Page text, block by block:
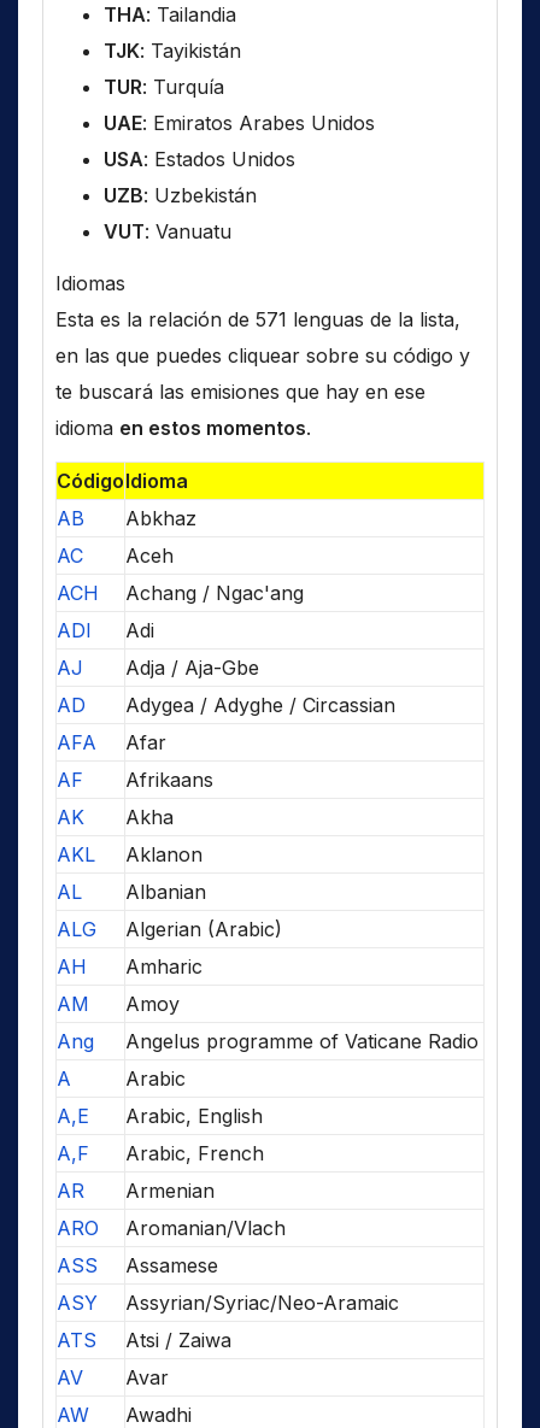
THA: Tailandia
TJK: Tayikistán
TUR: Turquía
UAE: Emiratos Arabes Unidos
USA: Estados Unidos
UZB: Uzbekistán
VUT: Vanuatu
Idiomas
Esta es la relación de 571 lenguas de la lista,
en las que puedes cliquear sobre su código y
te buscará las emisiones que hay en ese
idioma en estos momentos.
CódigoIdioma
AB
Abkhaz
AC
Aceh
ACH
Achang / Ngac'ang
ADI
Adi
AJ
Adja / Aja-Gbe
AD
Adygea / Adyghe / Circassian
AFA
Afar
AF
Afrikaans
AK
Akha
AKL
Aklanon
AL
Albanian
ALG
Algerian (Arabic)
AH
Amharic
AM
Amoy
Ang
Angelus programme of Vaticane Radio
A
Arabic
A,E
Arabic, English
A,F
Arabic, French
AR
Armenian
ARO
Aromanian/Vlach
ASS
Assamese
ASY
Assyrian/Syriac/Neo-Aramaic
ATS
Atsi / Zaiwa
AV
Avar
AW
Awadhi